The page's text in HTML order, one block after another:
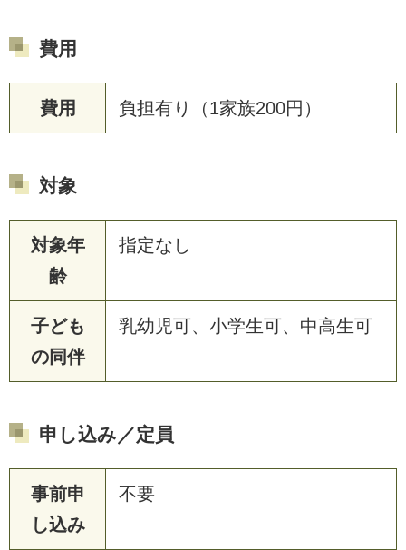
費用
費用 負担有り（1家族200円）
対象
対象年
齢
指定なし
子ども
の同伴
乳幼児可、小学生可、中高生可
申し込み／定員
事前申
し込み
不要